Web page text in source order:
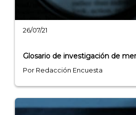
26/07/21
Glosario de investigación de
Por Redacción Encuesta